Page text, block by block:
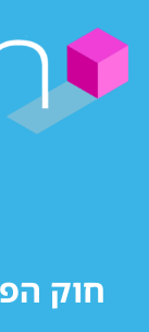
חוק